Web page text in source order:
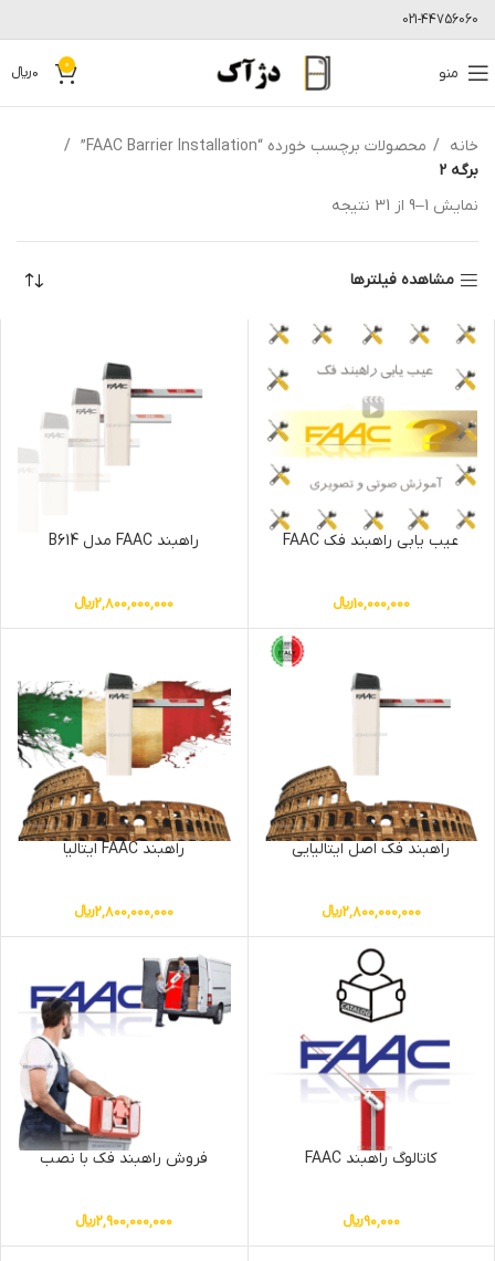
021-44756060
منو 0
0﷼
خانه
محصولات برچسب خورده “FAAC Barrier Installation”
برگه 3
نمایش 1–9 از 31 نتیجه
مشاهده فیلترها
عیب یابی راهبند فک FAAC
10,000,000﷼
راهبند FAAC مدل B614
2,800,000,000﷼
راهبند فک اصل ایتالیایی
2,800,000,000﷼
راهبند FAAC ایتالیا
2,800,000,000﷼
کاتالوگ راهبند FAAC
90,000﷼
فروش راهبند فک با نصب
2,900,000,000﷼